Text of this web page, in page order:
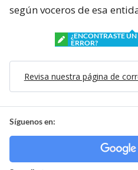
según voceros de esa
¿ENCONTRASTE UN
ERROR?
Revisa nuestra página de
Síguenos en: